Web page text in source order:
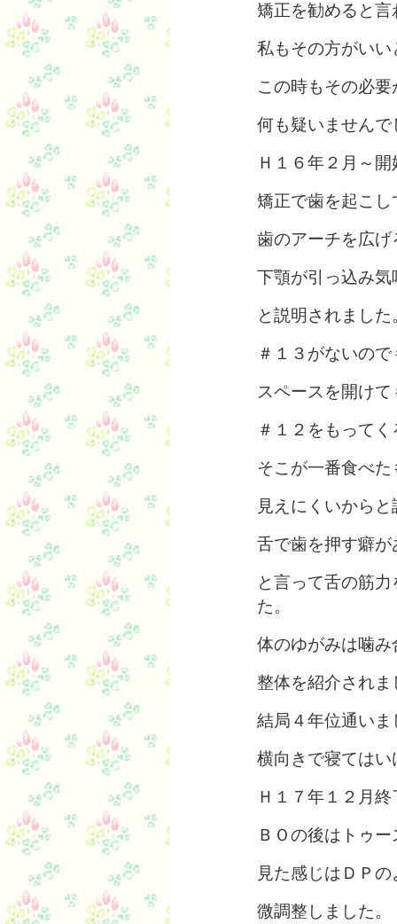
矯正を勧めると言
私もその方がい
この時もその必
何も疑いませんで
Ｈ１６年２月～開
矯正で歯を起こ
歯のアーチを広げ
下顎が引っ込み
と説明されました
＃１３がないの
スペースを開け
＃１２をもって
そこが一番食べ
見えにくいから
舌で歯を押す癖
と言って舌の筋
た。
体のゆがみは噛
整体を紹介されま
結局４年位通いま
横向きで寝ては
Ｈ１７年１２月終
ＢＯの後はトゥ
見た感じはＤＰ
微調整しました。